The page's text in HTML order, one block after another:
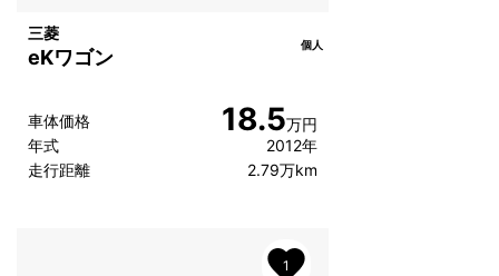
三菱
eKワゴン
車体価格 18.5万円
年式
2012年
走行距離
2.79万km
個人
1